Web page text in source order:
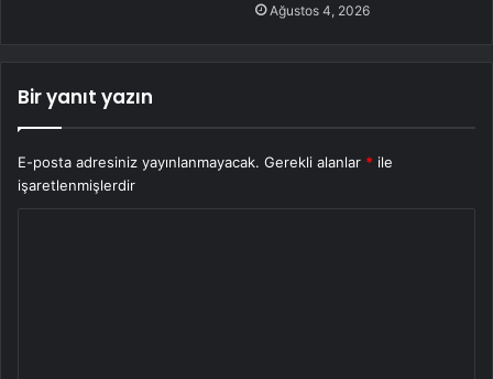
Ağustos 4, 2026
Bir yanıt yazın
E-posta adresiniz yayınlanmayacak. Gerekli alanlar * ile
işaretlenmişlerdir